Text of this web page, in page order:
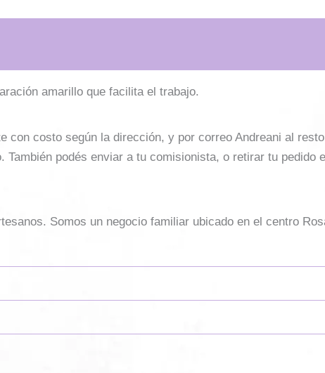
amarillo que facilita el trabajo.
con costo según la dirección, y por correo Andreani al
podés enviar a tu comisionista, o retirar tu pedido
Somos un negocio familiar ubicado en el centro